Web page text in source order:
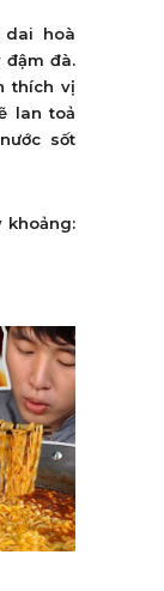
hoà
đậm đà.
thích vị
lan toả
sốt
khoảng: